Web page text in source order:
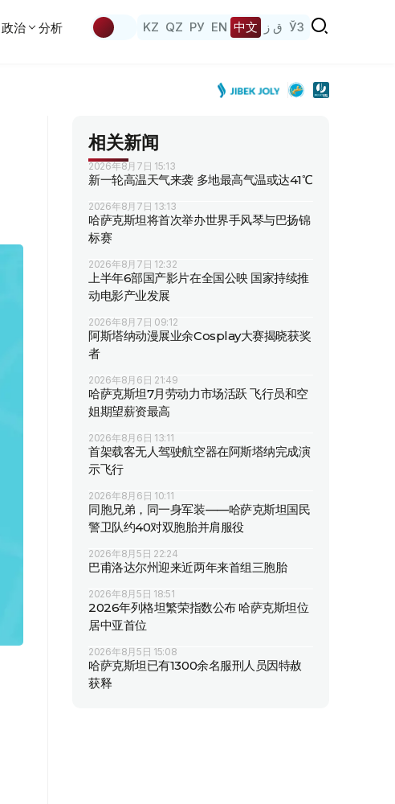
政治 分析 KZ QZ РУ EN 中文 ق ز ЎЗ
相关新闻
2026年8月7日 15:13
新一轮高温天气来袭 多地最高气温或达41℃
2026年8月7日 13:13
哈萨克斯坦将首次举办世界手风琴与巴扬锦
标赛
2026年8月7日 12:32
上半年6部国产影片在全国公映 国家持续推
动电影产业发展
2026年8月7日 09:12
阿斯塔纳动漫展业余Cosplay大赛揭晓获奖
者
2026年8月6日 21:49
哈萨克斯坦7月劳动力市场活跃 飞行员和空
姐期望薪资最高
2026年8月6日 13:11
首架载客无人驾驶航空器在阿斯塔纳完成演
示飞行
2026年8月6日 10:11
同胞兄弟，同一身军装——哈萨克斯坦国民
警卫队约40对双胞胎并肩服役
2026年8月5日 22:24
巴甫洛达尔州迎来近两年来首组三胞胎
2026年8月5日 18:51
2026年列格坦繁荣指数公布 哈萨克斯坦位
居中亚首位
2026年8月5日 15:08
哈萨克斯坦已有1300余名服刑人员因特赦
获释